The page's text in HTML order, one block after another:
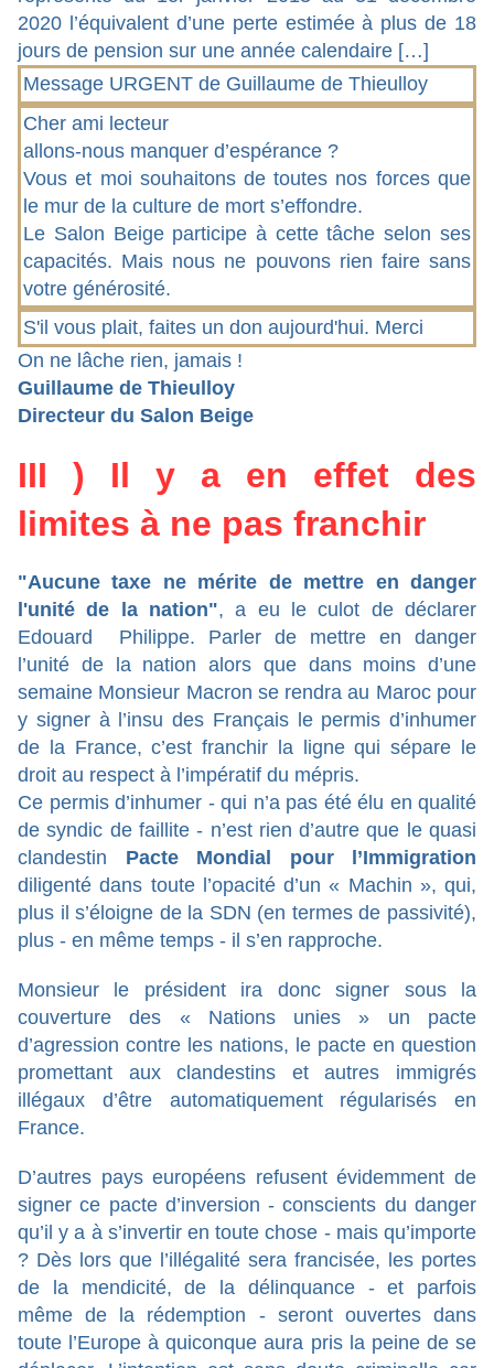
2020 l’équivalent d’une perte estimée à plus de 18
jours de pension sur une année calendaire […]
Message URGENT de Guillaume de Thieulloy
Cher ami lecteur
allons-nous manquer d’espérance ?
Vous et moi souhaitons de toutes nos forces que
le mur de la culture de mort s’effondre.
Le Salon Beige participe à cette tâche selon ses
capacités. Mais nous ne pouvons rien faire sans
votre générosité.
S'il vous plait, faites un don aujourd'hui. Merci
On ne lâche rien, jamais !
Guillaume de Thieulloy
Directeur du Salon Beige
III ) Il y a en effet des
limites à ne pas franchir
"Aucune taxe ne mérite de mettre en danger
l'unité de la nation", a eu le culot de déclarer
Edouard Philippe. Parler de mettre en danger
l’unité de la nation alors que dans moins d’une
semaine Monsieur Macron se rendra au Maroc pour
y signer à l’insu des Français le permis d’inhumer
de la France, c’est franchir la ligne qui sépare le
droit au respect à l’impératif du mépris.
Ce permis d’inhumer - qui n’a pas été élu en qualité
de syndic de faillite - n’est rien d’autre que le quasi
clandestin Pacte Mondial pour l’Immigration
diligenté dans toute l’opacité d’un « Machin », qui,
plus il s’éloigne de la SDN (en termes de passivité),
plus - en même temps - il s’en rapproche.
Monsieur le président ira donc signer sous la
couverture des « Nations unies » un pacte
d’agression contre les nations, le pacte en question
promettant aux clandestins et autres immigrés
illégaux d’être automatiquement régularisés en
France.
D’autres pays européens refusent évidemment de
signer ce pacte d’inversion - conscients du danger
qu’il y a à s’invertir en toute chose - mais qu’importe
? Dès lors que l’illégalité sera francisée, les portes
de la mendicité, de la délinquance - et parfois
même de la rédemption - seront ouvertes dans
toute l’Europe à quiconque aura pris la peine de se